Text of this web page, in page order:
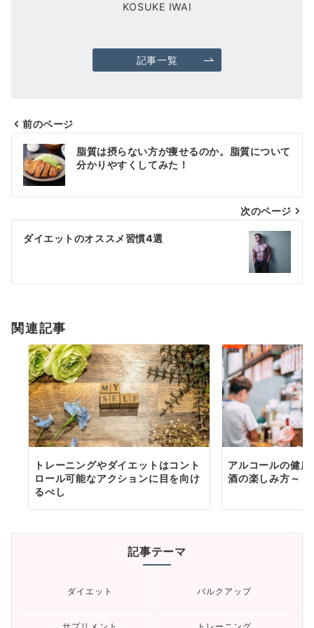
KOSUKE IWAI
記事一覧
投
稿
ナ
ビ
ゲ
シ
ン
前のページ
脂質は摂らない方が痩せるのか。脂質について
分かりやすくしてみた！
次のページ
ダイエットのオススメ習慣4選
関連記事
トレーニングやダイエットはコント
ロール可能なアクションに目を向け
るべし
アルコールの健
酒の楽しみ方～
記事テーマ
ダイエット バルクアップ
サプリメント トレーニング